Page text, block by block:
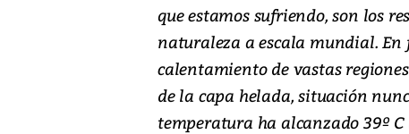
que estamos sufriendo, son los
naturaleza a escala mundial. En
calentamiento de vastas
de la capa helada, situación
temperatura ha alcanzado 39º